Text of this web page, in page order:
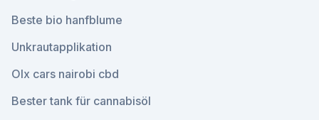
Beste bio hanfblume
Unkrautapplikation
Olx cars nairobi cbd
Bester tank für cannabisöl